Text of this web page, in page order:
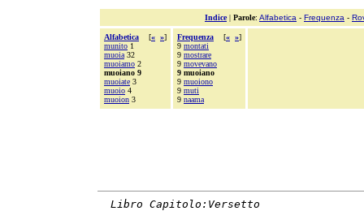
Indice| Parole: Alfabetica - Frequenza -
Alfabetica [« »]
munito 1
muoia 32
muoiamo 2
muoiano 9
muoiate 3
muoio 4
muoion 3
Frequenza [« »]
9 montati
9 mostrare
9 movevano
9 muoiano
9 muoiono
9 muti
9 naama
Libro Capitolo:Versetto